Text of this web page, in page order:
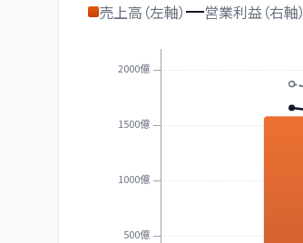
売上高（左軸） 営業利益（右軸）
500億
1000億
1500億
2000億